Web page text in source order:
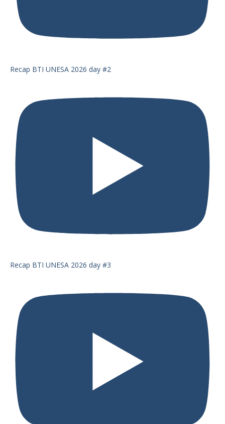
Recap BTI UNESA 2026 day #2
Recap BTI UNESA 2026 day #3